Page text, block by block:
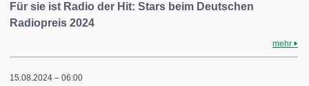
Für sie ist Radio der Hit: Stars beim Deutschen
Radiopreis 2024
mehr
15.08.2024 – 06:00